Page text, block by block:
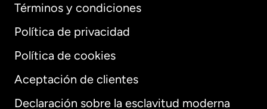
Términos y condiciones
Política de privacidad
Política de cookies
Aceptación de clientes
Declaración sobre la esclavitud moderna